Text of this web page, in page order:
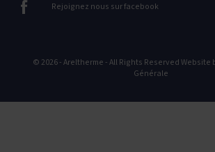
Rejoignez nous sur facebook
© 2026 - Areltherme - All Rights Reserved Website
Générale